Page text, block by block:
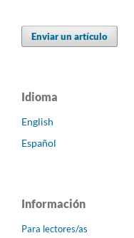
Enviar un artículo
Idioma
English
Español
Información
Para lectores/as